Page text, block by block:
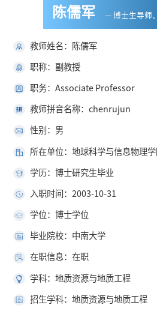
陈儒军 — 博士生导师
教师姓名：陈儒军
职称：副教授
职务：Associate Professor
教师拼音名称：chenrujun
性别：男
所在单位：地球科学与信息物理
学历：博士研究生毕业
入职时间：2003-10-31
学位：博士学位
毕业院校：中南大学
在职信息：在职
学科：地质资源与地质工程
招生学科：地质资源与地质工程